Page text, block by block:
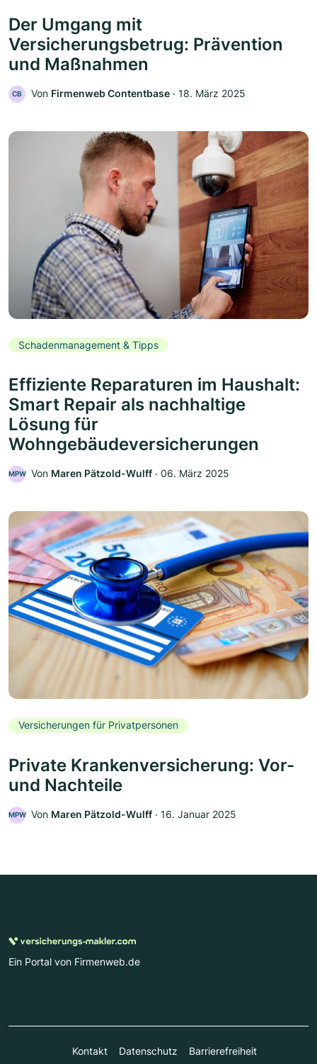
Der Umgang mit
Versicherungsbetrug: Prävention
und Maßnahmen
CB Von Firmenweb Contentbase ‧ 18. März 2025
Schadenmanagement & Tipps
Effiziente Reparaturen im Haushalt:
Smart Repair als nachhaltige
Lösung für
Wohngebäudeversicherungen
MPW Von Maren Pätzold-Wulff ‧ 06. März 2025
Versicherungen für Privatpersonen
Private Krankenversicherung: Vor-
und Nachteile
MPW Von Maren Pätzold-Wulff ‧ 16. Januar 2025
Ein Portal von Firmenweb.de
Kontakt Datenschutz Barrierefreiheit